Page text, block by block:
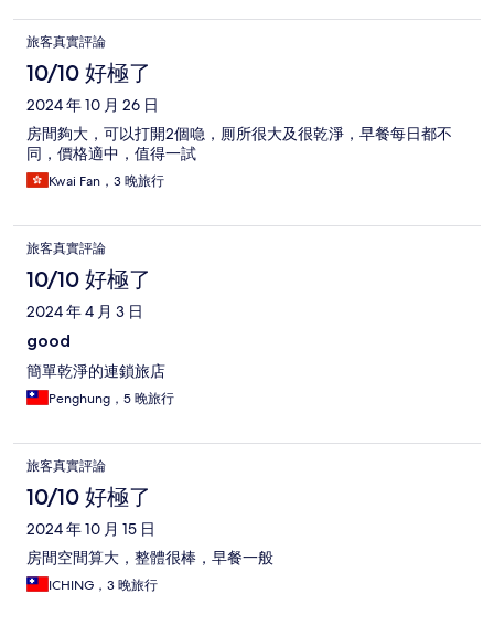
旅客真實評論
10/10 好極了
2024 年 10 月 26 日
房間夠大，可以打開2個喼，厠所很大及很乾淨，早餐每日都不
同，價格適中，值得一試
Kwai Fan，3 晚旅行
旅客真實評論
10/10 好極了
2024 年 4 月 3 日
good
簡單乾淨的連鎖旅店
Penghung，5 晚旅行
旅客真實評論
10/10 好極了
2024 年 10 月 15 日
房間空間算大，整體很棒，早餐一般
ICHING，3 晚旅行